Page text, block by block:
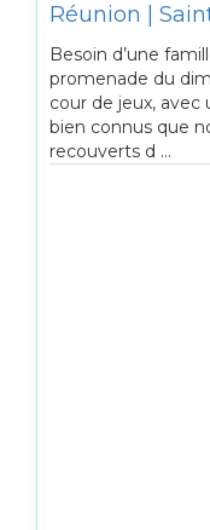
Réunion |
Besoin d’une
promenade du
cour de jeux, avec
bien connus que
recouverts d ...